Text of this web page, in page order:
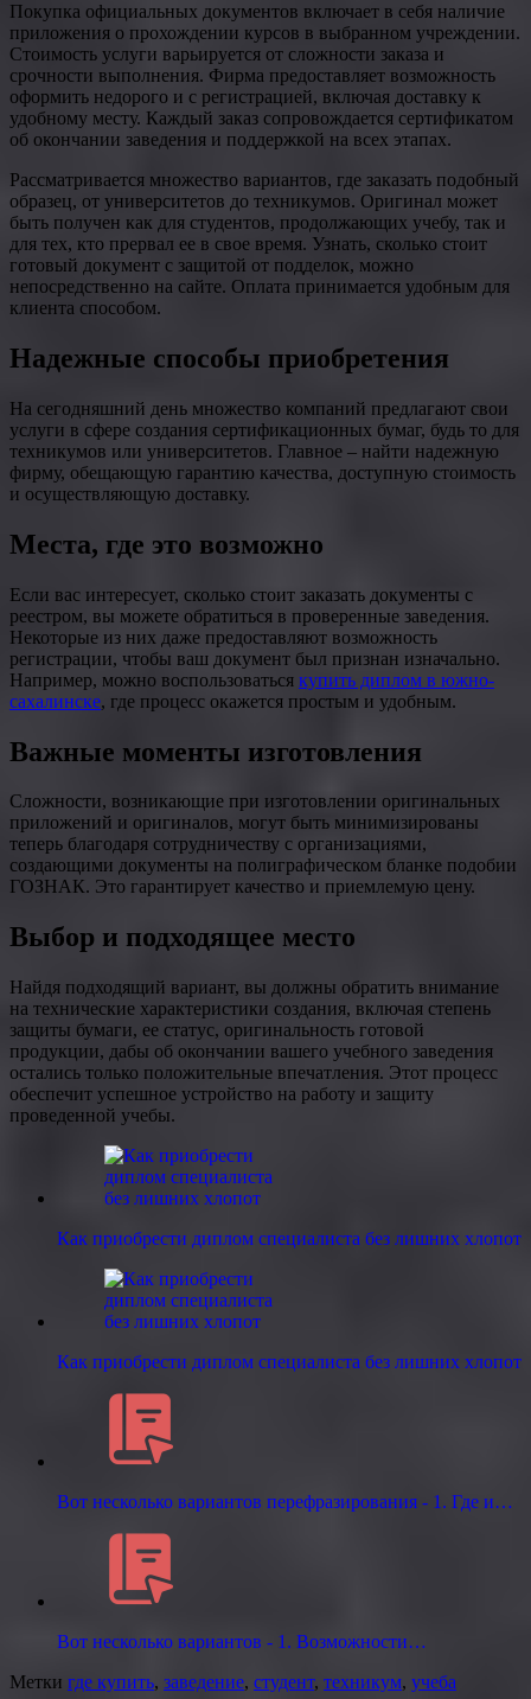
Покупка официальных документов включает в себя наличие
приложения о прохождении курсов в выбранном учреждении.
Стоимость услуги варьируется от сложности заказа и
срочности выполнения. Фирма предоставляет возможность
оформить недорого и с регистрацией, включая доставку к
удобному месту. Каждый заказ сопровождается сертификатом
об окончании заведения и поддержкой на всех этапах.
Рассматривается множество вариантов, где заказать подобный
образец, от университетов до техникумов. Оригинал может
быть получен как для студентов, продолжающих учебу, так и
для тех, кто прервал ее в свое время. Узнать, сколько стоит
готовый документ с защитой от подделок, можно
непосредственно на сайте. Оплата принимается удобным для
клиента способом.
Надежные способы приобретения
На сегодняшний день множество компаний предлагают свои
услуги в сфере создания сертификационных бумаг, будь то для
техникумов или университетов. Главное – найти надежную
фирму, обещающую гарантию качества, доступную стоимость
и осуществляющую доставку.
Места, где это возможно
Если вас интересует, сколько стоит заказать документы с
реестром, вы можете обратиться в проверенные заведения.
Некоторые из них даже предоставляют возможность
регистрации, чтобы ваш документ был признан изначально.
Например, можно воспользоваться купить диплом в южно-
сахалинске, где процесс окажется простым и удобным.
Важные моменты изготовления
Сложности, возникающие при изготовлении оригинальных
приложений и оригиналов, могут быть минимизированы
теперь благодаря сотрудничеству с организациями,
создающими документы на полиграфическом бланке подобии
ГОЗНАК. Это гарантирует качество и приемлемую цену.
Выбор и подходящее место
Найдя подходящий вариант, вы должны обратить внимание
на технические характеристики создания, включая степень
защиты бумаги, ее статус, оригинальность готовой
продукции, дабы об окончании вашего учебного заведения
остались только положительные впечатления. Этот процесс
обеспечит успешное устройство на работу и защиту
проведенной учебы.
Как приобрести диплом специалиста без лишних хлопот
Как приобрести диплом специалиста без лишних хлопот
Вот несколько вариантов перефразирования - 1. Где и…
Вот несколько вариантов - 1. Возможности…
Метки где купить, заведение, студент, техникум, учеба